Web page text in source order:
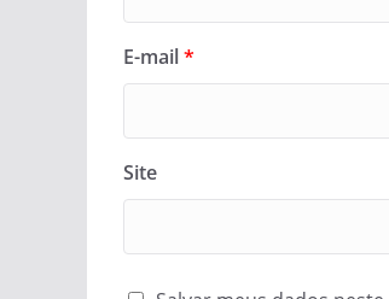
E-mail*
Site